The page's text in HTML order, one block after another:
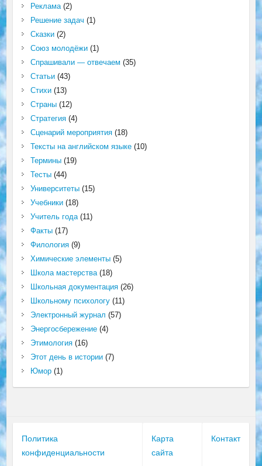
Реклама(2)
Решение задач (1)
Сказки(2)
Союз молодёжи(1)
Спрашивали — отвечаем (35)
Статьи(43)
Стихи(13)
Страны(12)
Стратегия(4)
Сценарий мероприятия(18)
Тексты на английском языке(10)
Термины(19)
Тесты(44)
Университеты(15)
Учебники(18)
Учитель года(11)
Факты(17)
Филология(9)
Химические элементы(5)
Школа мастерства(18)
Школьная документация(26)
Школьному психологу(11)
Электронный журнал (57)
Энергосбережение(4)
Этимология(16)
Этот день в истории(7)
Юмор(1)
Политика
конфиденциальности
Карта
сайта
Контакт